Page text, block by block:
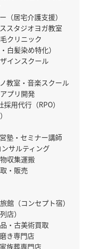
（居宅介護支援）
スタジオヨガ教室
クリニック
白髪染め特化）
インスクール
教室・音楽スクール
アプリ開発
採用代行（RPO）
塾・セミナー講師
ンサルティング
収集運搬
・販売
館（コンセプト宿）
店）
・古美術買取
き専門店
族葬専門店